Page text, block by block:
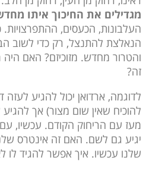
מגדילים את החיכוך איתו
העלבונות, הכעסים, ההתפרצויות.
הנאלצת להתנצל, רק כדי לשוב
והטרור מחדש. מזוכיזם? האם
זה?
לדוגמה, ארדואן יכול להגיע לעזה
להוכיח שאין שום מצור) אך
מעז עם הריחוק הקודם. עכשיו,
יגיע גם לשם. האם זה אינטרס
שלנו עכשיו. איך אפשר להגיד לו